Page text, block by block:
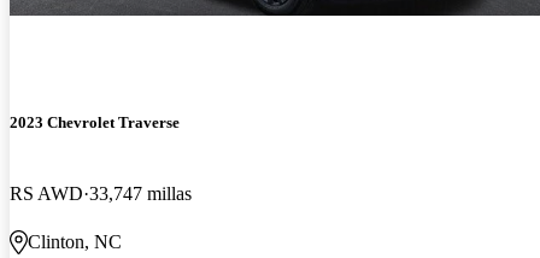
2023 Chevrolet Traverse
RS AWD 33,747 millas
Clinton, NC